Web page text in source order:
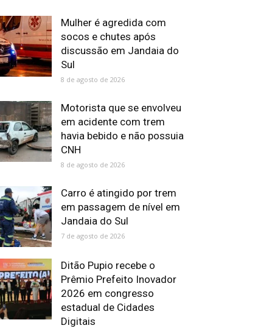
Mulher é agredida com
socos e chutes após
discussão em Jandaia do
Sul
8 de agosto de 2026
Motorista que se envolveu
em acidente com trem
havia bebido e não possuia
CNH
8 de agosto de 2026
Carro é atingido por trem
em passagem de nível em
Jandaia do Sul
7 de agosto de 2026
Ditão Pupio recebe o
Prêmio Prefeito Inovador
2026 em congresso
estadual de Cidades
Digitais